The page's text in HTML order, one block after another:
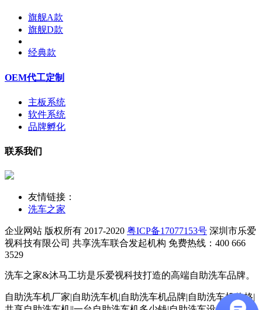
旗舰A款
旗舰D款
经典款
OEM代工定制
主板系统
软件系统
品牌孵化
联系我们
友情链接：
洗车之家
企业网站 版权所有 2017-2020 粤ICP备17077153号 深圳市乐爱
视科技有限公司 共享洗车联合发起机构 免费热线：400 666
3529
洗车之家&沐马工坊是乐爱视科技打造的高端自助洗车品牌。
自助洗车机厂家|自助洗车机|自助洗车机品牌|自助洗车机价格|